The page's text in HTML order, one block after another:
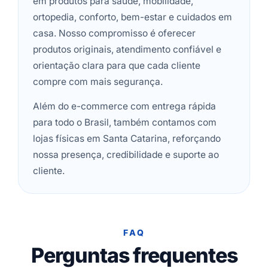
ortopedia, conforto, bem-estar e cuidados em
casa. Nosso compromisso é oferecer
produtos originais, atendimento confiável e
orientação clara para que cada cliente
compre com mais segurança.
Além do e-commerce com entrega rápida
para todo o Brasil, também contamos com
lojas físicas em Santa Catarina, reforçando
nossa presença, credibilidade e suporte ao
cliente.
FAQ
Perguntas frequentes